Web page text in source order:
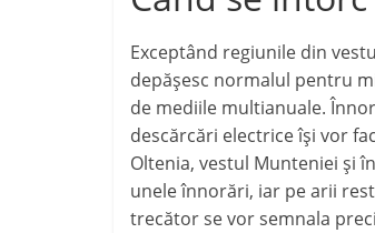
Exceptând regiunile din
depășesc normalul pentru
de mediile multianuale.
descărcări electrice își vor
Oltenia, vestul Munteniei și
unele înnorări, iar pe arii
trecător se vor semnala